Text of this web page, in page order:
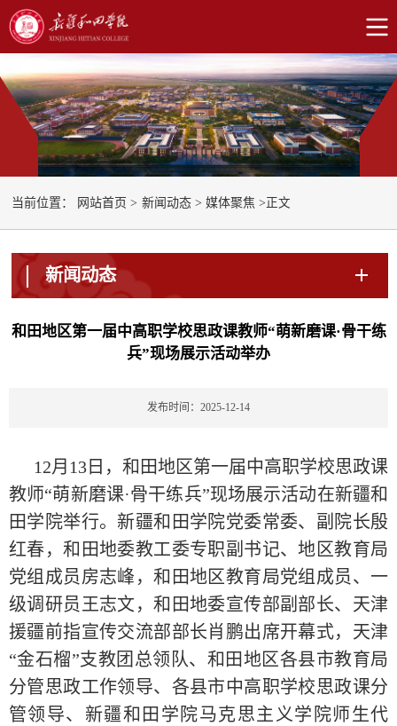
当前位置： 网站首页 > 新闻动态 > 媒体聚焦 >正文
新闻动态
和田地区第一届中高职学校思政课教师“萌新磨课·骨干练
兵”现场展示活动举办
发布时间：2025-12-14
12月13日，和田地区第一届中高职学校思政课
教师“萌新磨课·骨干练兵”现场展示活动在新疆和
田学院举行。新疆和田学院党委常委、副院长殷
红春，和田地委教工委专职副书记、地区教育局
党组成员房志峰，和田地区教育局党组成员、一
级调研员王志文，和田地委宣传部副部长、天津
援疆前指宣传交流部部长肖鹏出席开幕式，天津
“金石榴”支教团总领队、和田地区各县市教育局
分管思政工作领导、各县市中高职学校思政课分
管领导、新疆和田学院马克思主义学院师生代